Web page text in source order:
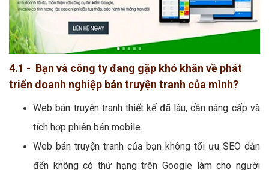
4.1 - Bạn và công ty đang gặp khó khăn về phát
triển doanh nghiệp bán truyện tranh của mình?
Web bán truyện tranh thiết kế đã lâu, cần nâng cấp và
tích hợp phiên bản mobile.
Web bán truyện tranh của bạn không tối ưu SEO dẫn
đến không có thứ hạng trên Google làm cho người